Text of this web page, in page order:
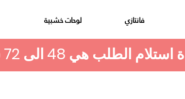
فانتازي لوحات خشبية